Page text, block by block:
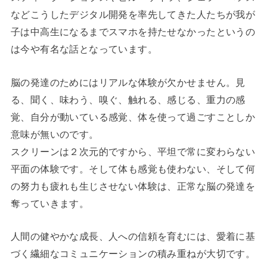
などこうしたデジタル開発を率先してきた人たちが我が
子は中高生になるまでスマホを持たせなかったというの
は今や有名な話となっています。
脳の発達のためにはリアルな体験が欠かせません。見
る、聞く、味わう、嗅ぐ、触れる、感じる、重力の感
覚、自分が動いている感覚、体を使って過ごすことしか
意味が無いのです。
スクリーンは２次元的ですから、平坦で常に変わらない
平面の体験です。そして体も感覚も使わない、そして何
の努力も疲れも生じさせない体験は、正常な脳の発達を
奪っていきます。
人間の健やかな成長、人への信頼を育むには、愛着に基
づく繊細なコミュニケーションの積み重ねが大切です。